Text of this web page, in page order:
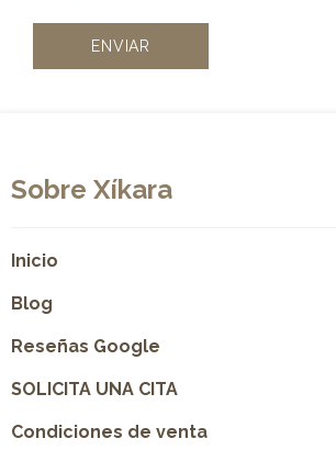
Sobre Xíkara
Inicio
Blog
Reseñas Google
SOLICITA UNA CITA
Condiciones de venta